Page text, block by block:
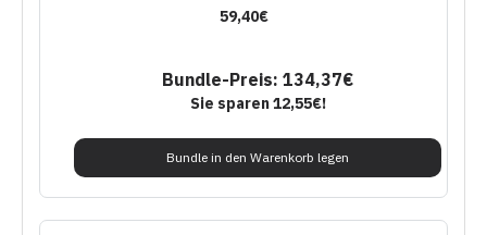
59,40€
Bundle-Preis: 134,37€
Sie sparen 12,55€!
Bundle in den Warenkorb legen